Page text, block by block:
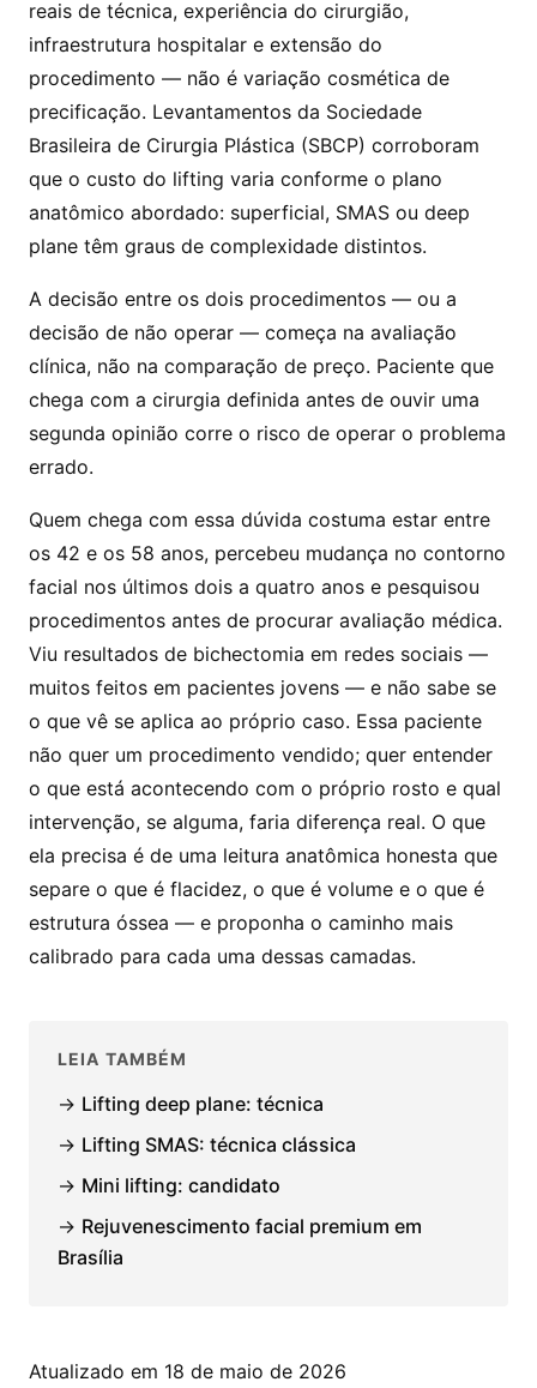
reais de técnica, experiência do cirurgião,
infraestrutura hospitalar e extensão do
procedimento — não é variação cosmética de
precificação. Levantamentos da Sociedade
Brasileira de Cirurgia Plástica (SBCP) corroboram
que o custo do lifting varia conforme o plano
anatômico abordado: superficial, SMAS ou deep
plane têm graus de complexidade distintos.
A decisão entre os dois procedimentos — ou a
decisão de não operar — começa na avaliação
clínica, não na comparação de preço. Paciente que
chega com a cirurgia definida antes de ouvir uma
segunda opinião corre o risco de operar o problema
errado.
Quem chega com essa dúvida costuma estar entre
os 42 e os 58 anos, percebeu mudança no contorno
facial nos últimos dois a quatro anos e pesquisou
procedimentos antes de procurar avaliação médica.
Viu resultados de bichectomia em redes sociais —
muitos feitos em pacientes jovens — e não sabe se
o que vê se aplica ao próprio caso. Essa paciente
não quer um procedimento vendido; quer entender
o que está acontecendo com o próprio rosto e qual
intervenção, se alguma, faria diferença real. O que
ela precisa é de uma leitura anatômica honesta que
separe o que é flacidez, o que é volume e o que é
estrutura óssea — e proponha o caminho mais
calibrado para cada uma dessas camadas.
LEIA TAMBÉM
→ Lifting deep plane: técnica
→ Lifting SMAS: técnica clássica
→ Mini lifting: candidato
→ Rejuvenescimento facial premium em
Brasília
Atualizado em 18 de maio de 2026